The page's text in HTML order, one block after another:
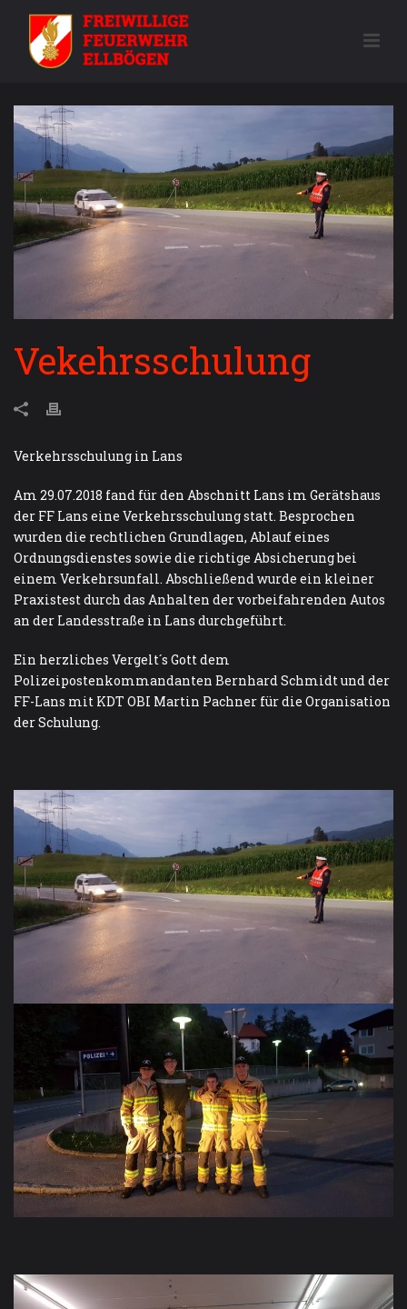
Vekehrsschulung
Verkehrsschulung in Lans
Am 29.07.2018 fand für den Abschnitt Lans im Gerätshaus
der FF Lans eine Verkehrsschulung statt. Besprochen
wurden die rechtlichen Grundlagen, Ablauf eines
Ordnungsdienstes sowie die richtige Absicherung bei
einem Verkehrsunfall. Abschließend wurde ein kleiner
Praxistest durch das Anhalten der vorbeifahrenden Autos
an der Landesstraße in Lans durchgeführt.
Ein herzliches Vergelt´s Gott dem
Polizeipostenkommandanten Bernhard Schmidt und der
FF-Lans mit KDT OBI Martin Pachner für die Organisation
der Schulung.